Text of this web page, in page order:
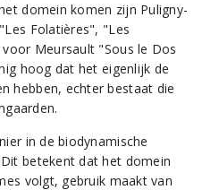
domein komen zijn Puligny-
Folatières", "Les
Meursault "Sous le Dos
hoog dat het eigenlijk de
hebben, echter bestaat die
in de biodynamische
betekent dat het domein
volgt, gebruik maakt van